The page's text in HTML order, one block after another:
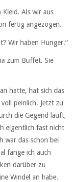
Als wir aus
fertig angezogen.
Wir haben Hunger.“
zum Buffet. Sie
hatte, hat sich das
peinlich. Jetzt zu
die Gegend läuft,
eigentlich fast nicht
war das schon bei
fange ich auch
darüber zu
Windel an habe.